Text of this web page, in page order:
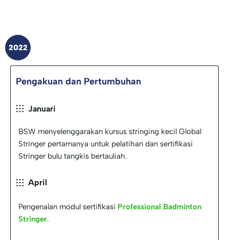
2022
Pengakuan dan Pertumbuhan
Januari
BSW menyelenggarakan kursus stringing kecil Global
Stringer pertamanya untuk pelatihan dan sertifikasi
Stringer bulu tangkis bertauliah.
April
Pengenalan modul sertifikasi Professional Badminton
Stringer.